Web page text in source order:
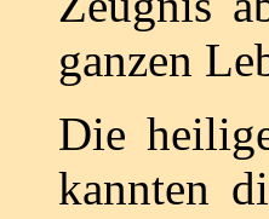
ganzen
Die
kannten